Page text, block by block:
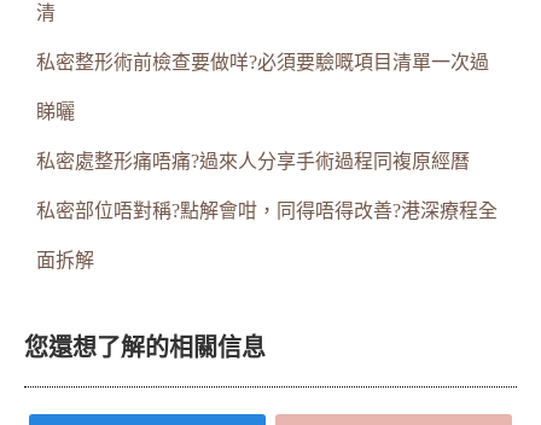
清
私密整形術前檢查要做咩?必須要驗嘅項目清單一次過
睇曬
私密處整形痛唔痛?過來人分享手術過程同複原經曆
私密部位唔對稱?點解會咁，同得唔得改善?港深療程全
面拆解
您還想了解的相關信息